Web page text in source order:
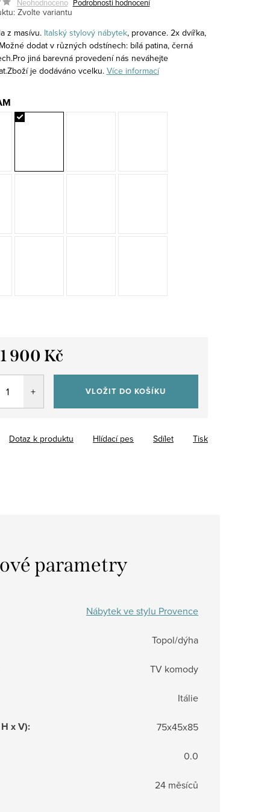
Neohodnoceno Podrobnosti hodnocení
Zvolte variantu
z masívu. Italský stylový nábytek, provance. 2x dvířka,
dodat v různých odstínech: bílá patina, černá
jiná barevná provedení nás neváhejte
je dodáváno vcelku. Více informací
900 Kč
VLOŽIT DO KOŠÍKU
Tisk
Dotaz k produktu Hlídací pes Sdílet
parametry
Nábytek ve stylu Provence
Topol/dýha
TV komody
Itálie
x V): 75x45x85
0.0
24 měsíců